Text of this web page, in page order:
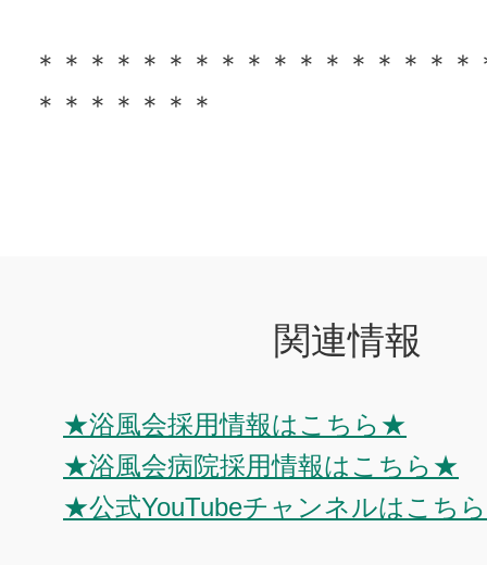
＊＊＊＊＊＊＊＊＊＊＊＊＊＊＊＊
＊＊＊＊＊＊＊
関連情報
★浴風会採用情報はこちら★
★浴風会病院採用情報はこちら★
★公式YouTubeチャンネルはこち